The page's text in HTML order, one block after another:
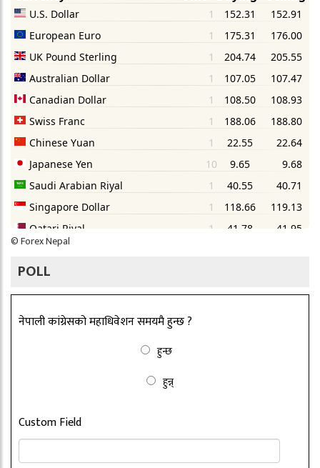
©Forex Nepal
POLL
नेपाली कांग्रेसको महाधिवेशन समयमै हुन्छ ?
हुन्छ
हुन्न्
Custom Field